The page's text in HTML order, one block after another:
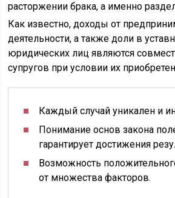
расторжении брака, а именно
Как известно, доходы от
деятельности, а также доли в
юридических лиц являются
супругов при условии их
Каждый случай уникален и
Понимание основ закона
гарантирует достижения
Возможность
от множества факторов.